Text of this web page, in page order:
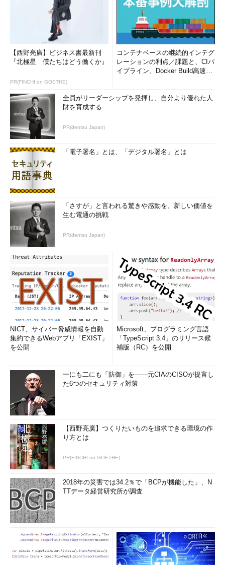
【西野亮廣】ビジネス書最新刊
『北極星 僕たちはどう働くか』
PR(FINCHI on GOETHE)
コンテナベースの継続的インテグ
レーションの利点／課題と、CIパ
イプライン、Docker Build高速化
全員がリーダーシップを発揮し、自分より優れた人
財を育成する
PR(dentsu Japan)
「電子署名」とは、「デジタル署名」とは
「さすが」と言われる驚きや感動を。新しい価値を
生む電通の挑戦
PR(dentsu Japan)
NICT、サイバー脅威情報を自動
集約できるWebアプリ「EXIST」
を公開
Microsoft、プログラミング言語
「TypeScript 3.4」のリリース候
補版（RC）を公開
一にも二にも「防御」を――元CIAのCISOが提言し
た6つのセキュリティ対策
【西野亮廣】つくりたいものを追求できる環境の作
り方とは
PR(FINCHI on GOETHE)
2018年の災害では34.2％で「BCPが機能した」、N
TTデータ経営研究所が調査